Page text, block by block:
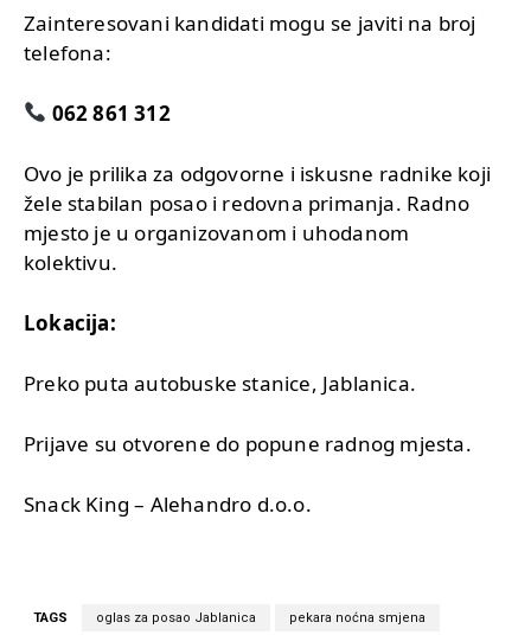
Zainteresovani kandidati mogu se javiti na broj
telefona:
062 861 312
Ovo je prilika za odgovorne i iskusne radnike koji
žele stabilan posao i redovna primanja. Radno
mjesto je u organizovanom i uhodanom
kolektivu.
Lokacija:
Preko puta autobuske stanice, Jablanica.
Prijave su otvorene do popune radnog mjesta.
Snack King – Alehandro d.o.o.
TAGS oglas za posao Jablanica pekara noćna smjena